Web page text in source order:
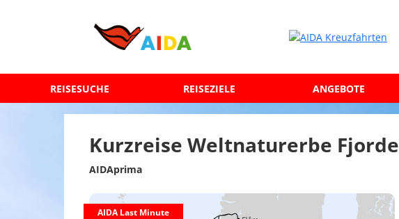
REISESUCHE REISEZIELE ANGEBOTE
Kurzreise Weltnaturerbe Fjorde
AIDAprima
AIDA Last Minute